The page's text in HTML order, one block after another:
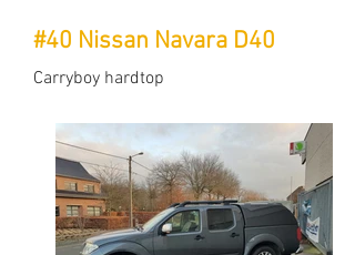
#40 Nissan Navara D40
Carryboy hardtop